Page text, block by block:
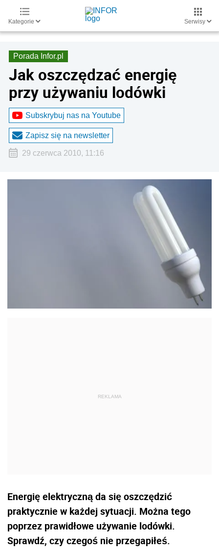
Kategorie Serwisy
Porada Infor.pl
Jak oszczędzać energię
przy używaniu lodówki
Subskrybuj nas na Youtube
Zapisz się na newsletter
29 czerwca 2010, 11:16
Energię elektryczną da się oszczędzić
praktycznie w każdej sytuacji. Można tego
poprzez prawidłowe używanie lodówki.
Sprawdź, czy czegoś nie przegapiłeś.